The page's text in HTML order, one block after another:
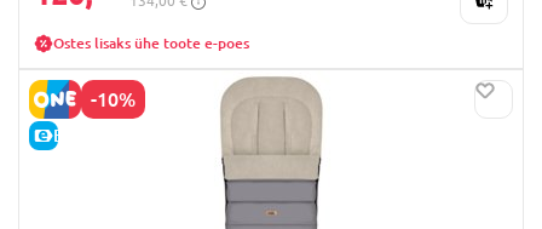
Ostes lisaks ühe toote e-poes
-10%
E-HIND